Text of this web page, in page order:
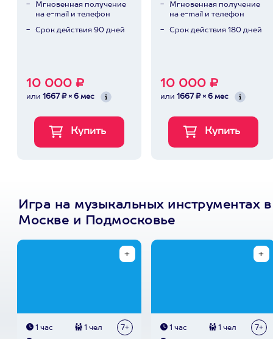
Мгновенная получение
на e-mail и телефон
Срок действия 90 дней
10 000 ₽
или 1667 ₽ × 6 мес
Мгновенная получение
на e-mail и телефон
Срок действия 180 дней
10 000 ₽
или 1667 ₽ × 6 мес
Игра на музыкальных инструментах в
Москве и Подмосковье
1 час 1 чел 7+ 1 час 1 чел 7+